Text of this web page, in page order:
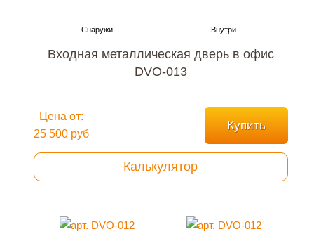
Входная металлическая дверь в офис
DVO-013
Цена от:
25 500 руб
Купить
Калькулятор